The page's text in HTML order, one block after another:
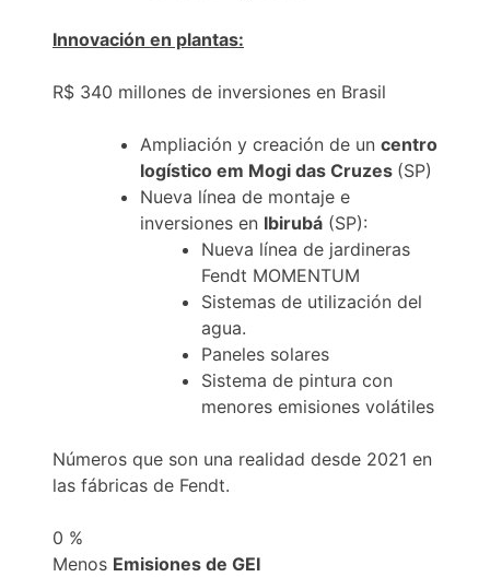
Innovación en plantas:
R$ 340 millones de inversiones en Brasil
Ampliación y creación de un centro
logístico em Mogi das Cruzes (SP)
Nueva línea de montaje e
inversiones en Ibirubá (SP):
Nueva línea de jardineras
Fendt MOMENTUM
Sistemas de utilización del
agua.
Paneles solares
Sistema de pintura con
menores emisiones volátiles
Números que son una realidad desde 2021 en
las fábricas de Fendt.
0 %
Menos Emisiones de GEI